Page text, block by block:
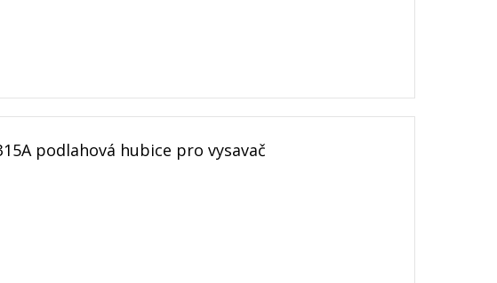
podlahová hubice pro vysavač